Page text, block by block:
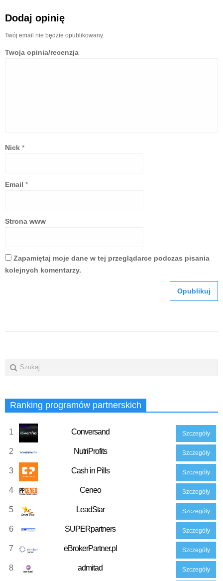
Dodaj opinię
Twój email nie będzie opublikowany.
Twoja opinia/recenzja
Nick *
Email *
Strona www
Zapamiętaj moje dane w tej przeglądarce podczas pisania
kolejnych komentarzy.
Ranking programów partnerskich
1 Conversand Szczegóły
2 NutriProfits Szczegóły
3 Cash in Pills Szczegóły
4 Ceneo Szczegóły
5 LeadStar Szczegóły
6 SUPERpartners Szczegóły
7 eBrokerPartner.pl Szczegóły
8 admitad Szczegóły